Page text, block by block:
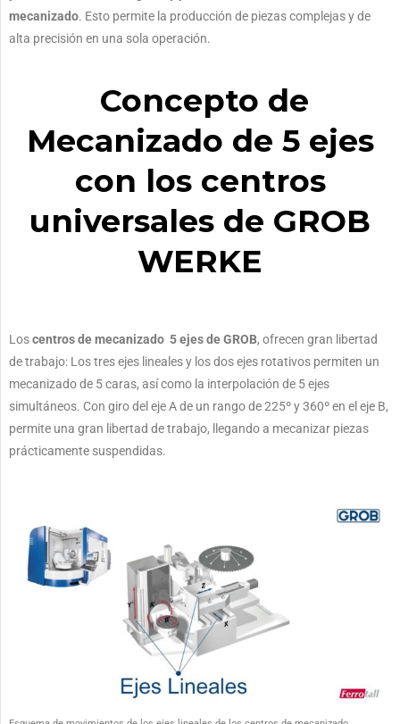
mecanizado. Esto permite la producción de piezas complejas y de
alta precisión en una sola operación.
Concepto de
Mecanizado de 5 ejes
con los centros
universales de GROB
WERKE
Loscentros de mecanizado 5 ejes de GROB, ofrecen gran libertad
de trabajo: Los tres ejes lineales y los dos ejes rotativos permiten un
mecanizado de 5 caras, así como la interpolación de 5 ejes
simultáneos. Con giro del eje A de un rango de 225º y 360º en el eje B,
permite una gran libertad de trabajo, llegando a mecanizar piezas
prácticamente suspendidas.